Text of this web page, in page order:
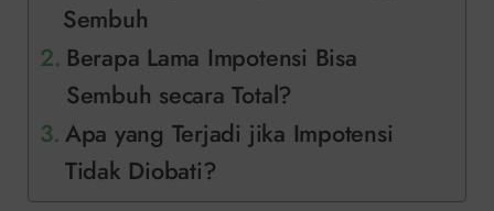
Sembuh
Berapa Lama Impotensi Bisa
Sembuh secara Total?
Apa yang Terjadi jika Impotensi
Tidak Diobati?